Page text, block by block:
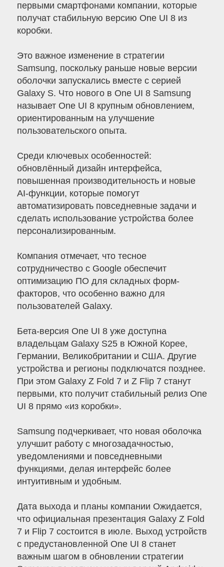
первыми смартфонами компании, которые
получат стабильную версию One UI 8 из
коробки.
Это важное изменение в стратегии
Samsung, поскольку раньше новые версии
оболочки запускались вместе с серией
Galaxy S. Что нового в One UI 8 Samsung
называет One UI 8 крупным обновлением,
ориентированным на улучшение
пользовательского опыта.
Среди ключевых особенностей:
обновлённый дизайн интерфейса,
повышенная производительность и новые
AI-функции, которые помогут
автоматизировать повседневные задачи и
сделать использование устройства более
персонализированным.
Компания отмечает, что тесное
сотрудничество с Google обеспечит
оптимизацию ПО для складных форм-
факторов, что особенно важно для
пользователей Galaxy.
Бета-версия One UI 8 уже доступна
владельцам Galaxy S25 в Южной Корее,
Германии, Великобритании и США. Другие
устройства и регионы подключатся позднее.
При этом Galaxy Z Fold 7 и Z Flip 7 станут
первыми, кто получит стабильный релиз One
UI 8 прямо «из коробки».
Samsung подчеркивает, что новая оболочка
улучшит работу с многозадачностью,
уведомлениями и повседневными
функциями, делая интерфейс более
интуитивным и удобным.
Дата выхода и планы компании Ожидается,
что официальная презентация Galaxy Z Fold
7 и Flip 7 состоится в июле. Выход устройств
с предустановленной One UI 8 станет
важным шагом в обновлении стратегии